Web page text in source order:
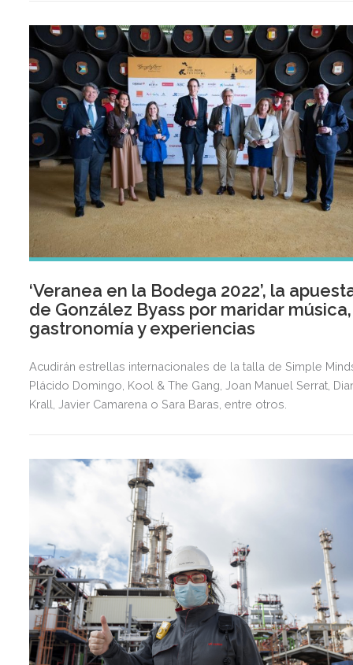
‘Veranea en la Bodega 2022’, la
de González Byass por maridar música,
gastronomía y experiencias
Acudirán estrellas internacionales de la talla de Simple
Plácido Domingo, Kool & The Gang, Joan Manuel Serrat,
Krall, Javier Camarena o Sara Baras, entre otros.